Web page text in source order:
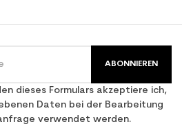
ABONNIEREN
dieses Formulars akzeptiere ich,
Daten bei der Bearbeitung
verwendet werden.